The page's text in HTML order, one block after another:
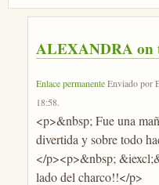
ALEXANDRA on
Enlace permanenteEnviado por
18:58.
<p>&nbsp; Fue una
divertida y sobre todo
</p><p>&nbsp;
lado del charco!!</p>